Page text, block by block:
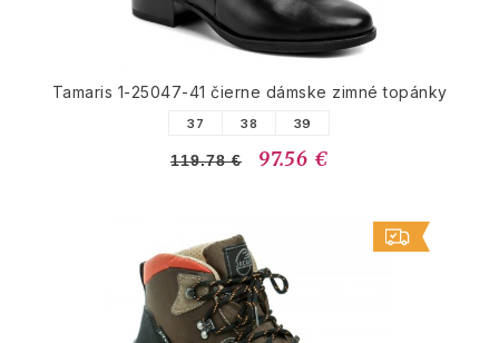
Tamaris 1-25047-41 čierne dámske zimné topánky
37 38 39
119.78 € 97.56 €